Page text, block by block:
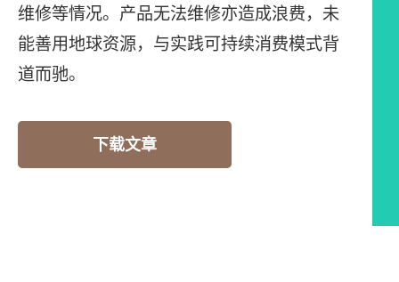
维修等情况。产品无法维修亦造成浪费，未
能善用地球资源，与实践可持续消费模式背
道而驰。
下载文章